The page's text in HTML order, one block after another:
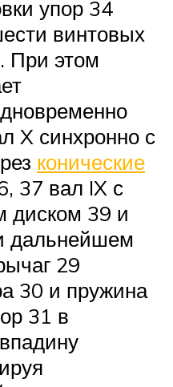
упор 34
винтовых
При этом
X синхронно с
конические
37 вал IX с
диском 39 и
дальнейшем
29
30 и пружина
31 в